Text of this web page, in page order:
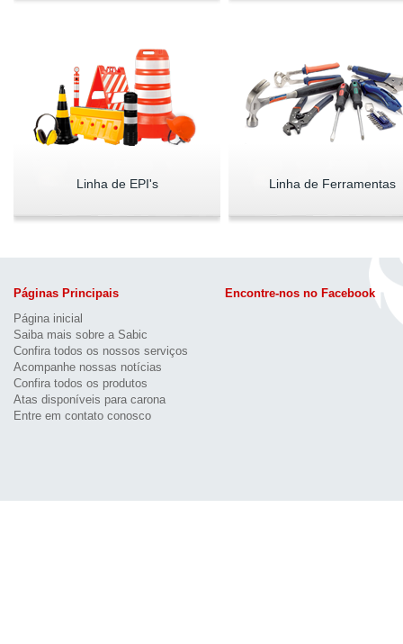
Linha de EPI's Linha de Ferramentas
Páginas Principais
Página inicial
Saiba mais sobre a Sabic
Confira todos os nossos serviços
Acompanhe nossas notícias
Confira todos os produtos
Atas disponíveis para carona
Entre em contato conosco
Encontre-nos no Facebook